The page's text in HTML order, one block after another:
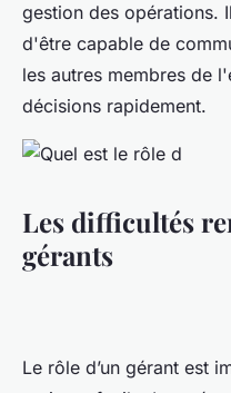
gestion des opérations.
d'être capable de
les autres membres de
décisions rapidement.
Les difficultés
gérants
Le rôle d’un gérant est